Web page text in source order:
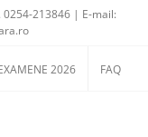
213846 | E-mail:
2026 FAQ